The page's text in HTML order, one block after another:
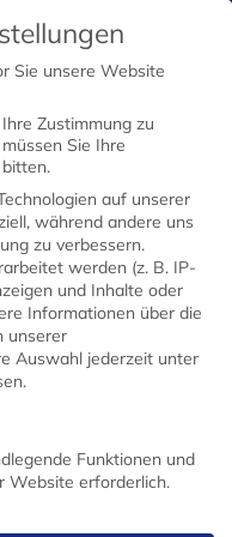
Sie unsere Website
Zustimmung zu
Sie Ihre
auf unserer
während andere uns
zu verbessern.
werden (z. B. IP-
und Inhalte oder
Informationen über die
unserer
Auswahl jederzeit unter
Funktionen und
Website erforderlich.